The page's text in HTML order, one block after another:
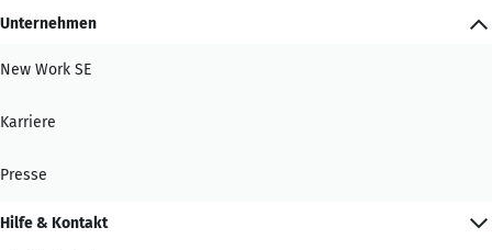
Unternehmen
New Work SE
Karriere
Presse
Hilfe & Kontakt